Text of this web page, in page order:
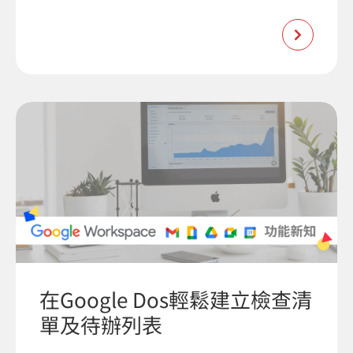
在Google Dos輕鬆建立檢查清
單及待辦列表